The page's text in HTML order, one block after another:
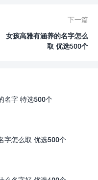
下一篇
女孩高雅有涵养的名字怎么
取 优选500个
名字 特选500个
字怎么取 优选500个